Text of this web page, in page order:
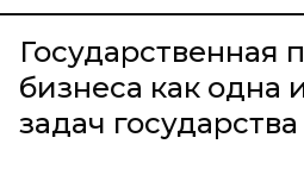
Государственная
бизнеса как одна
задач государства